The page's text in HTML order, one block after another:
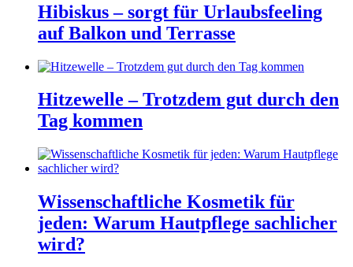
Hibiskus – sorgt für Urlaubsfeeling
auf Balkon und Terrasse
Hitzewelle – Trotzdem gut durch den
Tag kommen
Wissenschaftliche Kosmetik für
jeden: Warum Hautpflege sachlicher
wird?